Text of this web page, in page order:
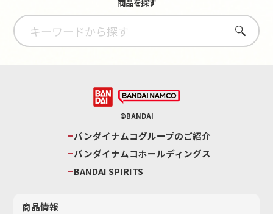
商品を探す
さがす
©BANDAI
バンダイナムコグループのご紹介
バンダイナムコホールディングス
BANDAI SPIRITS
商品情報